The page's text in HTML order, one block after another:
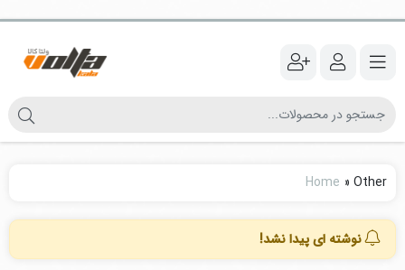
Home » Other
نوشته ای پیدا نشد!